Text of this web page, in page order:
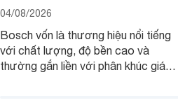
04/08/2026
Bosch vốn là thương hiệu nổi tiếng
với chất lượng, độ bền cao và
thường gắn liền với phân khúc giá